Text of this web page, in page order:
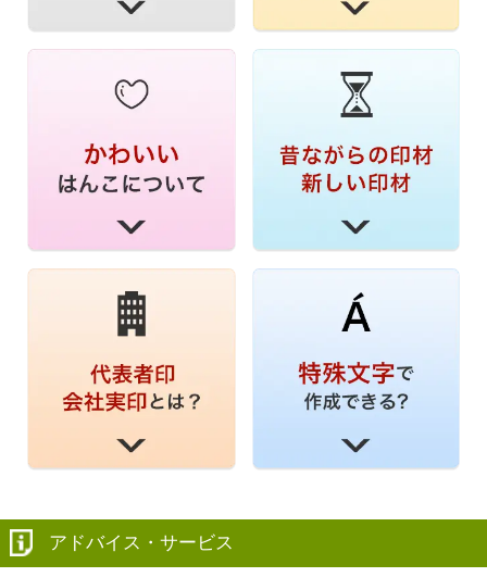
アドバイス・サービス